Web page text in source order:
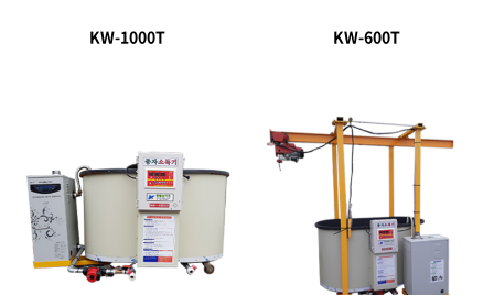
KW-1000T KW-600T